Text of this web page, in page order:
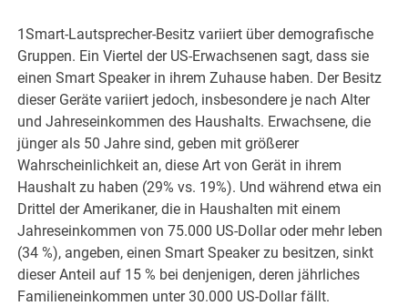
1Smart-Lautsprecher-Besitz variiert über demografische
Gruppen. Ein Viertel der US-Erwachsenen sagt, dass sie
einen Smart Speaker in ihrem Zuhause haben. Der Besitz
dieser Geräte variiert jedoch, insbesondere je nach Alter
und Jahreseinkommen des Haushalts. Erwachsene, die
jünger als 50 Jahre sind, geben mit größerer
Wahrscheinlichkeit an, diese Art von Gerät in ihrem
Haushalt zu haben (29% vs. 19%). Und während etwa ein
Drittel der Amerikaner, die in Haushalten mit einem
Jahreseinkommen von 75.000 US-Dollar oder mehr leben
(34 %), angeben, einen Smart Speaker zu besitzen, sinkt
dieser Anteil auf 15 % bei denjenigen, deren jährliches
Familieneinkommen unter 30.000 US-Dollar fällt.